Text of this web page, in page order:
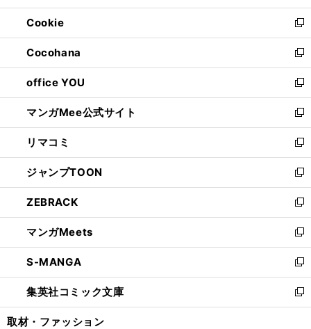
開
く
ウ
で
開
く
ン
ド
ウ
で
開
く
ウ
ィ
ン
ド
ウ
で
開
く
Cookie
新
し
い
ウ
ィ
ン
ド
ウ
で
開
く
Cocohana
新
し
い
ウ
ィ
ン
ド
ウ
で
開
く
office YOU
新
し
い
ウ
ィ
ン
ド
ウ
で
開
く
マンガMee公式サイト
新
し
い
ウ
ィ
ン
ド
ウ
で
開
く
リマコミ
新
し
い
ウ
ィ
ン
ド
ウ
で
開
く
ジャンプTOON
新
し
い
ウ
ィ
ン
ド
ウ
で
開
ZEBRACK
新
し
い
ウ
ィ
ン
ド
ウ
マンガMeets
新
し
い
ウ
ィ
ン
S-MANGA
新
し
い
ウ
集英社コミック文庫
新
し
取材・ファッション